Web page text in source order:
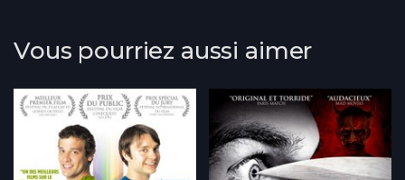
Vous pourriez aussi aimer